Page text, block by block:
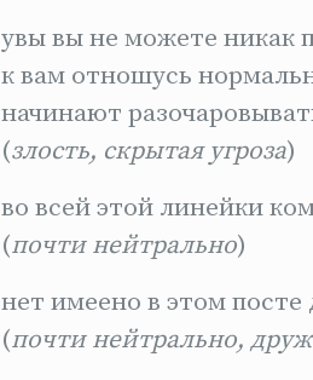
увы вы не можете никак
к вам отношусь
начинают
(злость, скрытая угроза)
во всей этой линейки
(почти нейтрально)
нет имеено в этом посте
(почти нейтрально,